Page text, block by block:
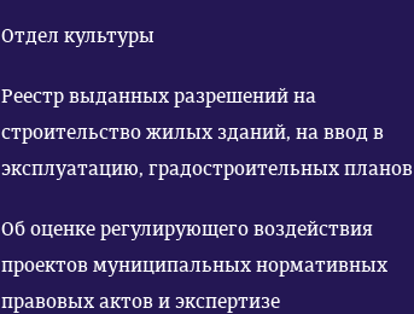
Отдел культуры
Реестр выданных разрешений на
строительство жилых зданий, на ввод в
эксплуатацию, градостроительных планов
Об оценке регулирующего воздействия
проектов муниципальных нормативных
правовых актов и экспертизе